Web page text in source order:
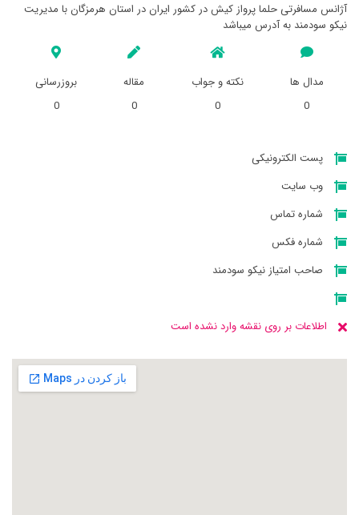
آژانس مسافرتی حلما پرواز کيش در کشور ایران در استان هرمزگان با مدیریت
نیکو سودمند به آدرس میباشد
مدال ها
0
نکته و جواب
0
مقاله
0
بروزرسانی
0
پست الکترونیکی
وب سایت
شماره تماس
شماره فکس
صاحب امتیاز نیکو سودمند
اطلاعات بر روی نقشه وارد نشده است